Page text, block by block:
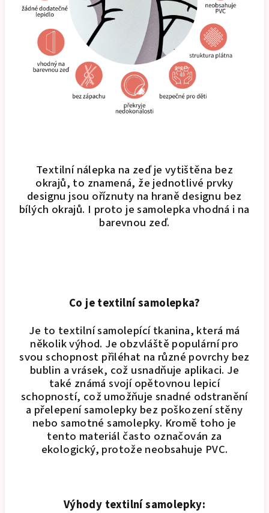
Textilní nálepka na zeď je vytištěna bez
okrajů, to znamená, že jednotlivé prvky
designu jsou oříznuty na hraně designu bez
bílých okrajů. I proto je samolepka vhodná i na
barevnou zeď.
Co je textilní samolepka?
Je to textilní samolepící tkanina, která má
několik výhod. Je obzvláště populární pro
svou schopnost přiléhat na různé povrchy bez
bublin a vrásek, což usnadňuje aplikaci. Je
také známá svojí opětovnou lepicí
schopností, což umožňuje snadné odstranění
a přelepení samolepky bez poškození stěny
nebo samotné samolepky. Kromě toho je
tento materiál často označován za
ekologický, protože neobsahuje PVC.
Výhody textilní samolepky: